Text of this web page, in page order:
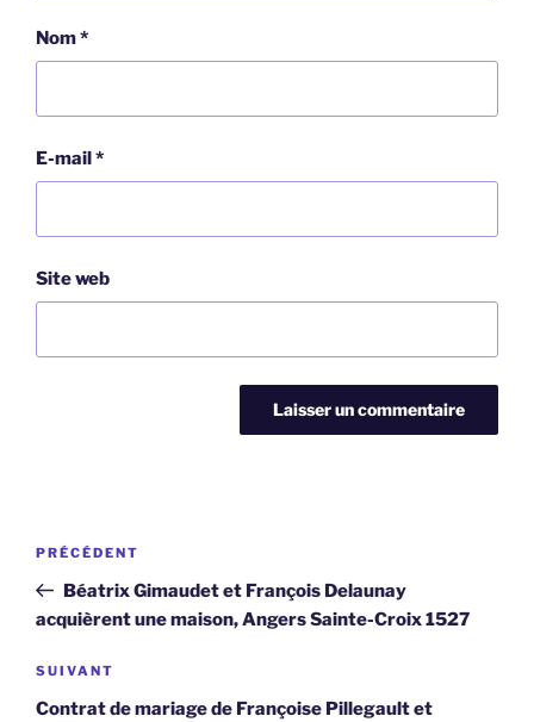
Nom*
E-mail*
Site web
Navigation
l’article
Article
précédent
PRÉCÉDENT
Béatrix Gimaudet et François Delaunay
acquièrent une maison, Angers Sainte-Croix 1527
Article
suivant
SUIVANT
Contrat de mariage de Françoise Pillegault et